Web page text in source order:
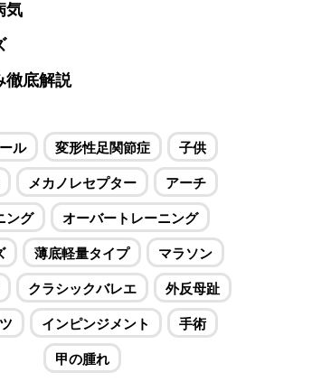
気
徹底解説
ル 変形性足関節症 子供
メカノレセプター アーチ
ング オーバートレーニング
薄底軽量タイプ マラソン
クラシックバレエ 外反母趾
インピンジメント 手術
甲の腫れ